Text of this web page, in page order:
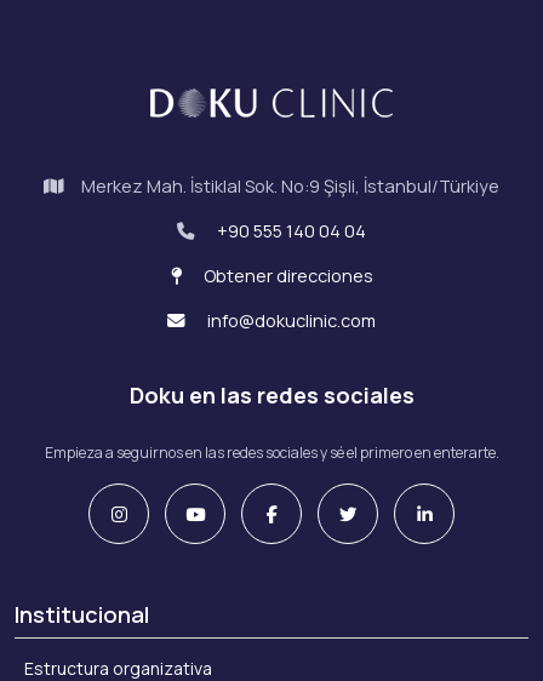
Merkez Mah. İstiklal Sok. No:9 Şişli, İstanbul/Türkiye
+90 555 140 04 04
Obtener direcciones
info@dokuclinic.com
Doku en las redes sociales
Empieza a seguirnos en las redes sociales y sé el primero en enterarte.
Institucional
Estructura organizativa